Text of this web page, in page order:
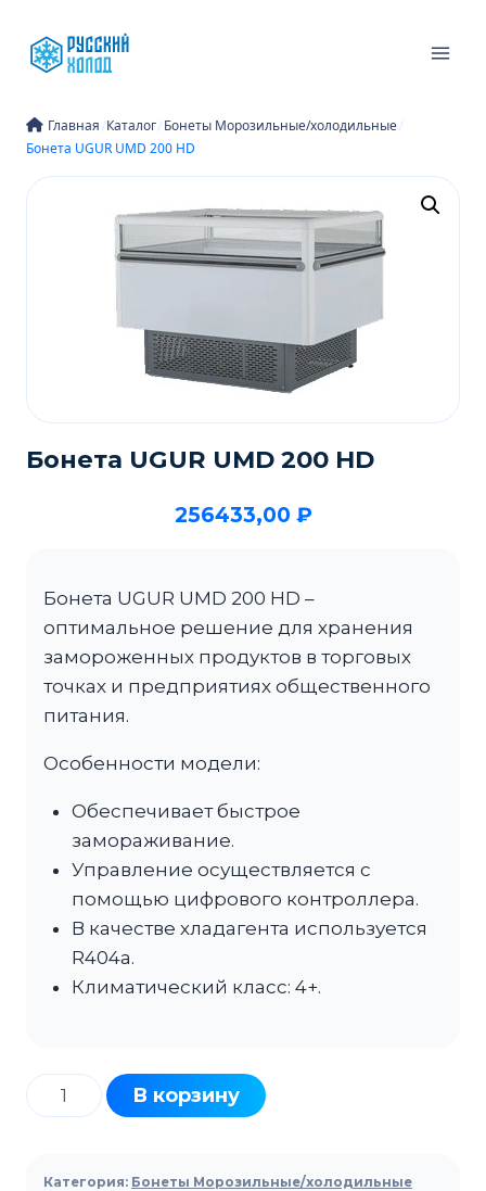
содержимому
Главная/Каталог/Бонеты Морозильные/холодильные/
Бонета UGUR UMD 200 HD
Бонета UGUR UMD 200 HD
256433,00 ₽
Бонета UGUR UMD 200 HD –
оптимальное решение для хранения
замороженных продуктов в торговых
точках и предприятиях общественного
питания.
Особенности модели:
Обеспечивает быстрое
замораживание.
Управление осуществляется с
помощью цифрового контроллера.
В качестве хладагента используется
R404a.
Климатический класс: 4+.
Количество
товара
UGUR
В корзину
Категория: Бонеты Морозильные/холодильные